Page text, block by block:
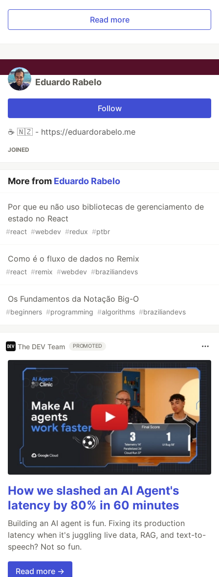
Read more
Eduardo Rabelo
Follow
☕ 🇳🇿 - https://eduardorabelo.me
JOINED
More from Eduardo Rabelo
Por que eu não uso bibliotecas de gerenciamento de
estado no React
#react #webdev #redux #ptbr
Como é o fluxo de dados no Remix
#react #remix #webdev #braziliandevs
Os Fundamentos da Notação Big-O
#beginners #programming #algorithms #braziliandevs
The DEV Team PROMOTED
How we slashed an AI Agent's
latency by 80% in 60 minutes
Building an AI agent is fun. Fixing its production
latency when it's juggling live data, RAG, and text-to-
speech? Not so fun.
Read more →